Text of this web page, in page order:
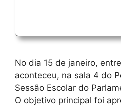
No dia 15 de janeiro,
aconteceu, na sala 4 do
Sessão Escolar do
O objetivo principal foi